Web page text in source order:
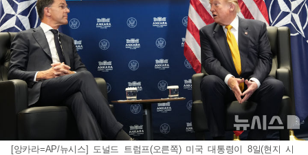
[앙카라=AP/뉴시스] 도널드 트럼프(오른쪽) 미국 대통령이 8일(현지 시